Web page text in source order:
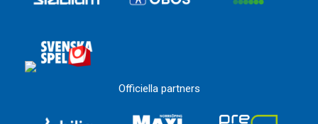
Officiella partners